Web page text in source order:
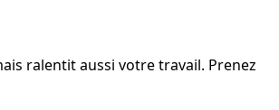
ralentit aussi votre travail. Prenez